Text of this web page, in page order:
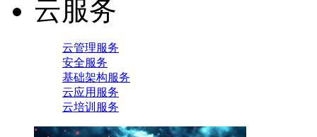
云服务
云管理服务
安全服务
基础架构服务
云应用服务
云培训服务